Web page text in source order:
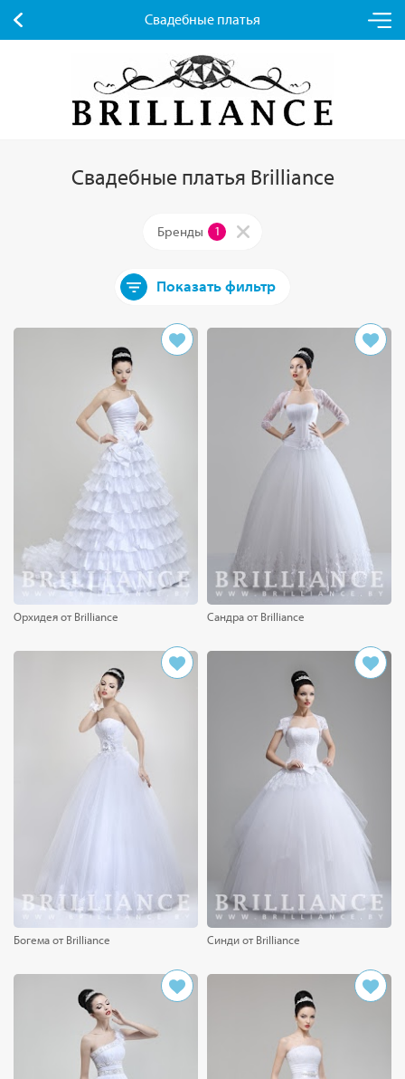
Свадебные платья
Свадебные платья Brilliance
Бренды 1
Показать фильтр
Орхидея от Brilliance Сандра от Brilliance
Богема от Brilliance Синди от Brilliance